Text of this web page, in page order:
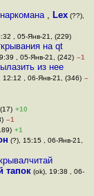
, Lex(??),
, 05-Янв-21, (229)
на qt
, 05-Янв-21, (242) –1
из нее
, 06-Янв-21, (346) –
+10
–1
+1
(?), 15:15 , 06-Янв-21,
тапок(ok), 19:38 , 06-